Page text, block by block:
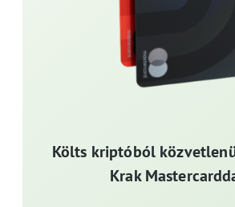
Költs kriptóból
Krak